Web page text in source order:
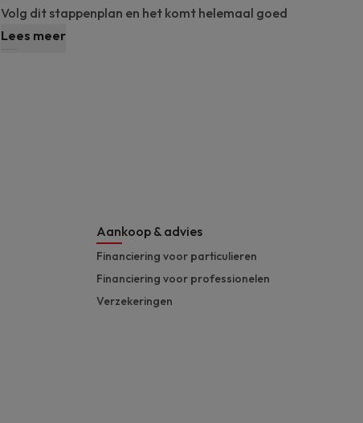
Volg dit stappenplan en het komt helemaal goed
Lees meer
Aankoop & advies
Financiering voor particulieren
Financiering voor professionelen
Verzekeringen